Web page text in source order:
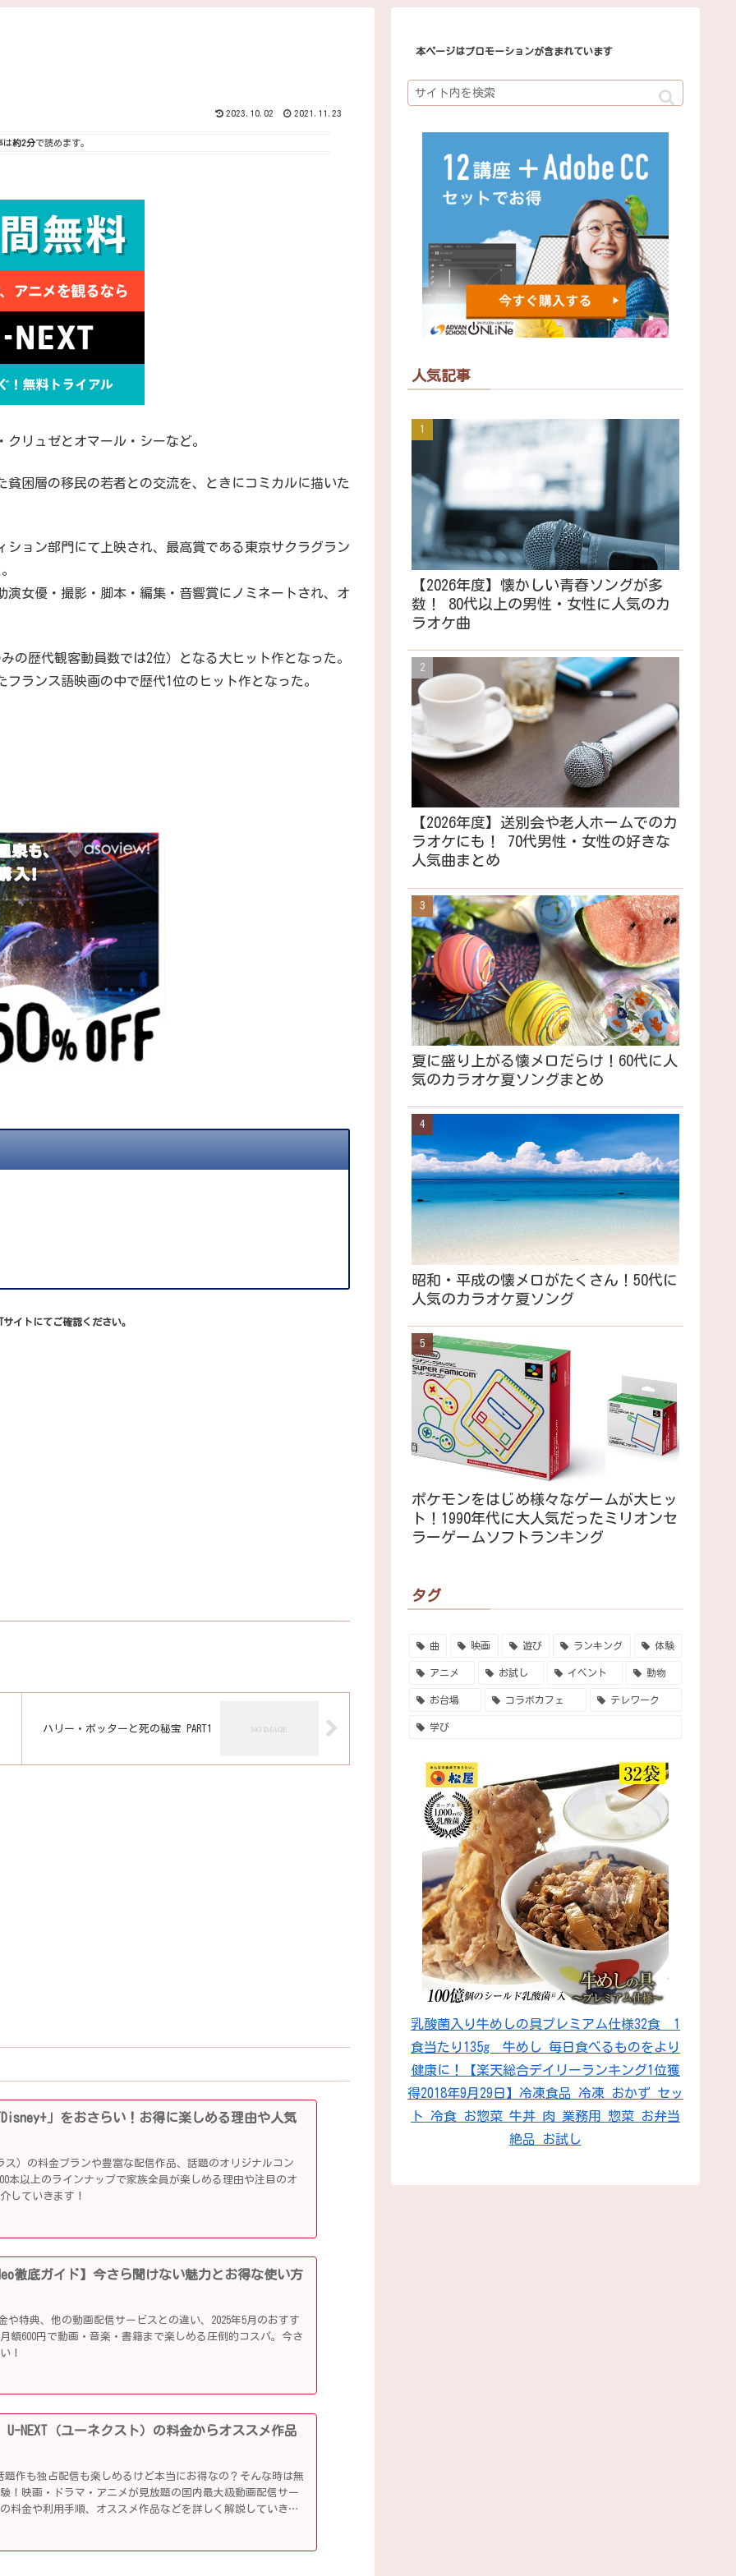
2023.10.02 2021.11.23
は約2分で読めます。
リュゼとオマール・シーなど。
困層の移民の若者との交流を、ときにコミカルに描いた
ション部門にて上映され、最高賞である東京サクラグラン
女優・撮影・脚本・編集・音響賞にノミネートされ、オ
の歴代観客動員数では2位）となる大ヒット作となった。
ランス語映画の中で歴代1位のヒット作となった。
イトにてご確認ください。
ハリー・ポッターと死の秘宝 PART1
Disney+」をおさらい！お得に楽しめる理由や人気
ス）の料金プランや豊富な配信作品、話題のオリジナルコン
本以上のラインナップで家族全員が楽しめる理由や注目のオ
していきます！
徹底ガイド】今さら聞けない魅力とお得な使い方
や特典、他の動画配信サービスとの違い、2025年5月のおすす
額600円で動画・音楽・書籍まで楽しめる圧倒的コスパ。今さ
！
NEXT（ユーネクスト）の料金からオススメ作品
題作も独占配信も楽しめるけど本当にお得なの？そんな時は無
！映画・ドラマ・アニメが見放題の国内最大級動画配信サー
料金や利用手順、オススメ作品などを詳しく解説していきま
本ページはプロモーションが含まれています
人気記事
【2026年度】懐かしい青春ソングが多
数！ 80代以上の男性・女性に人気のカ
ラオケ曲
【2026年度】送別会や老人ホームでのカ
ラオケにも！ 70代男性・女性の好きな
人気曲まとめ
夏に盛り上がる懐メロだらけ！60代に人
気のカラオケ夏ソングまとめ
昭和・平成の懐メロがたくさん！50代に
人気のカラオケ夏ソング
ポケモンをはじめ様々なゲームが大ヒッ
ト！1990年代に大人気だったミリオンセ
ラーゲームソフトランキング
タグ
曲 映画 遊び ランキング 体験
アニメ お試し イベント 動物
お台場 コラボカフェ テレワーク
学び
乳酸菌入り牛めしの具プレミアム仕様32食 1
食当たり135g 牛めし 毎日食べるものをより
健康に！【楽天総合デイリーランキング1位獲
得2018年9月29日】冷凍食品 冷凍 おかず セッ
ト 冷食 お惣菜 牛丼 肉 業務用 惣菜 お弁当
絶品 お試し